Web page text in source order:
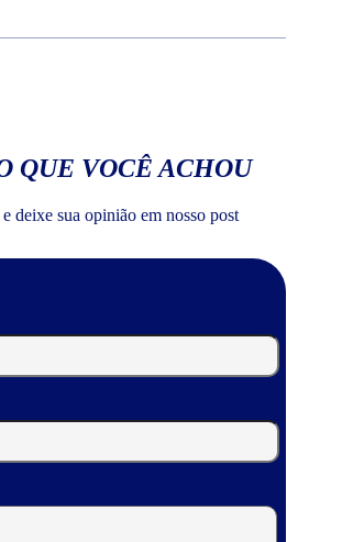
QUE VOCÊ ACHOU
deixe sua opinião em nosso post